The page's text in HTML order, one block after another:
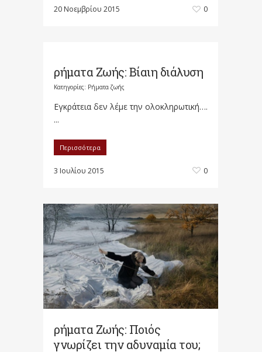
20 Νοεμβρίου 2015 0
ρήματα Ζωής: Βίαιη διάλυση
Κατηγορίες: Ρήματα ζωής
Εγκράτεια δεν λέμε την ολοκληρωτική….
...
Περισσότερα
3 Ιουλίου 2015 0
ρήματα Ζωής: Ποιός
γνωρίζει την αδυναμία του;